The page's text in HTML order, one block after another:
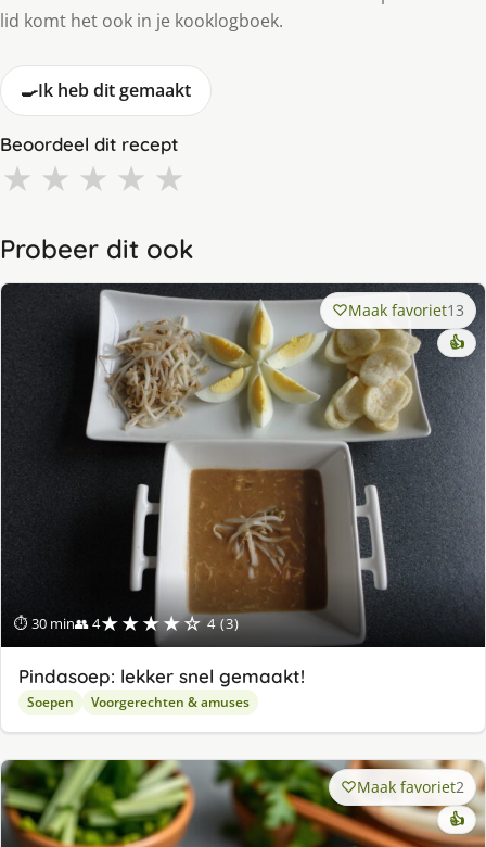
lid komt het ook in je kooklogboek.
🍳Ik heb dit gemaakt
Beoordeel dit recept
★ ★ ★ ★ ★
Probeer dit ook
⏱ 30 min👥 4★★★★☆ 4 (3)
Maak favoriet13
👍
Pindasoep: lekker snel gemaakt!
Soepen Voorgerechten & amuses
Maak favoriet2
👍